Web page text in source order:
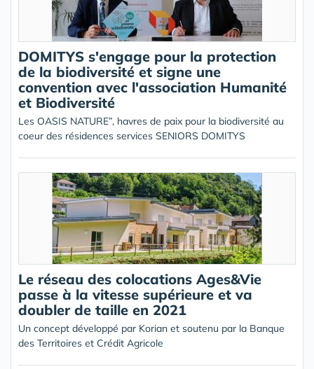
DOMITYS s'engage pour la protection
de la biodiversité et signe une
convention avec l'association Humanité
et Biodiversité
Les OASIS NATURE”, havres de paix pour la biodiversité au
coeur des résidences services SENIORS DOMITYS
Le réseau des colocations Ages&Vie
passe à la vitesse supérieure et va
doubler de taille en 2021
Un concept développé par Korian et soutenu par la Banque
des Territoires et Crédit Agricole